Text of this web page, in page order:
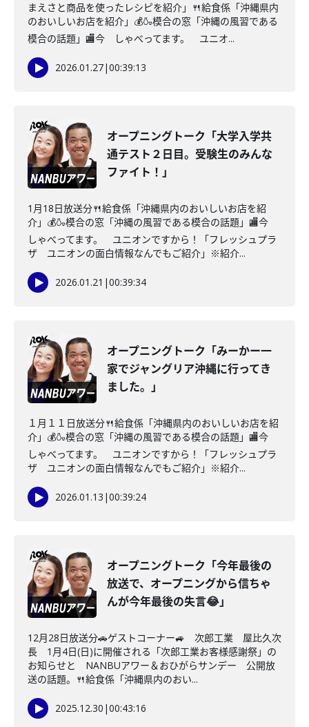
まえさと商品を使ったレシピを紹介」🍴給食係「沖縄県内
のおいしいお店を紹介」💰🍶模合の窓「沖縄の風習である
模合の話題」🏬今 しゃべってます。 ユニオ...
2026.01.27|00:39:13
オープニングトーク「大学入学共
通テスト２日目。受験生のみんな
ファイト！」
1月18日放送分🍴給食係「沖縄県内のおいしいお店を紹
介」💰🍶模合の窓「沖縄の風習である模合の話題」🏬今
しゃべってます。 ユニオンですから！「フレッシュプラ
ザ ユニオンの面白情報なんでもご紹介」※紹介...
2026.01.21 |00:39:34
オープニングトーク「みーかー一
家でジャングリア沖縄に行ってき
ました。」
１月１１日放送分🍴給食係「沖縄県内のおいしいお店を紹
介」💰🍶模合の窓「沖縄の風習である模合の話題」🏬今
しゃべってます。 ユニオンですから！「フレッシュプラ
ザ ユニオンの面白情報なんでもご紹介」※紹介...
2026.01.13 |00:39:24
オープニングトーク「今年最後の
放送で、オープニングから信ちゃ
んが今年最後の失言😂」
12月28日放送分🚗ゲストコーナー🚙 次郎工業 屋比久次
長 1月4日(日)に開催される「次郎工業お客様感謝祭」の
お知らせと NANBUアワー＆おひがらサンデー 公開放
送の話題。🍴給食係「沖縄県内のおい...
2025.12.30 |00:43:16